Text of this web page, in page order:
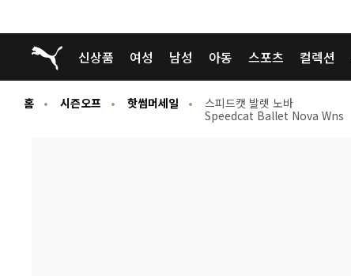
푸마 홈
신상품 여성 남성 아동 스포츠 컬렉션
홈 시즌오프 핫썸머세일
스피드캣 발렛 노바
Speedcat Ballet Nova Wns